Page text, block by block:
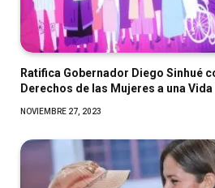
Ratifica Gobernador Diego Sinhué
Derechos de las Mujeres a una
NOVIEMBRE 27, 2023